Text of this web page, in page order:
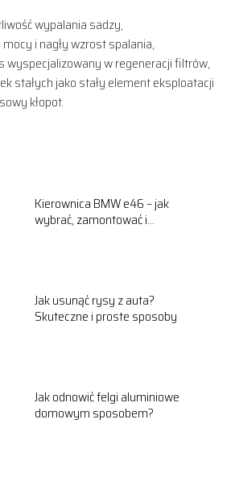
wypalania sadzy,
i nagły wzrost spalania,
wyspecjalizowany w regeneracji filtrów,
stałych jako stały element eksploatacji
kłopot.
Kierownica BMW e46 – jak
wybrać, zamontować i
Jak usunąć rysy z auta?
Skuteczne i proste sposoby
Jak odnowić felgi aluminiowe
domowym sposobem?